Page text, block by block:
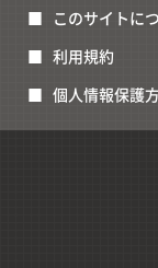
このサイトに
利用規約
個人情報保護